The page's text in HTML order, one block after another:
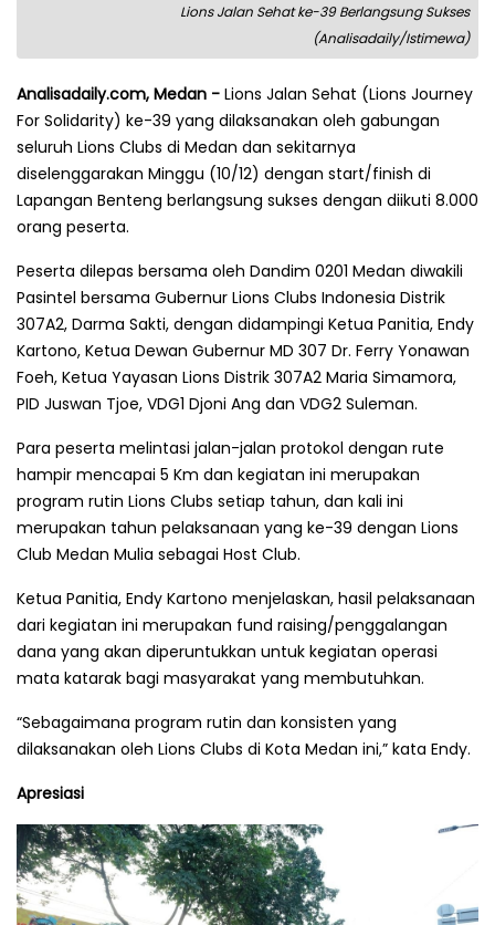
Lions Jalan Sehat ke-39 Berlangsung Sukses
(Analisadaily/Istimewa)
Analisadaily.com, Medan - Lions Jalan Sehat (Lions Journey
For Solidarity) ke-39 yang dilaksanakan oleh gabungan
seluruh Lions Clubs di Medan dan sekitarnya
diselenggarakan Minggu (10/12) dengan start/finish di
Lapangan Benteng berlangsung sukses dengan diikuti 8.000
orang peserta.
Peserta dilepas bersama oleh Dandim 0201 Medan diwakili
Pasintel bersama Gubernur Lions Clubs Indonesia Distrik
307A2, Darma Sakti, dengan didampingi Ketua Panitia, Endy
Kartono, Ketua Dewan Gubernur MD 307 Dr. Ferry Yonawan
Foeh, Ketua Yayasan Lions Distrik 307A2 Maria Simamora,
PID Juswan Tjoe, VDG1 Djoni Ang dan VDG2 Suleman.
Para peserta melintasi jalan-jalan protokol dengan rute
hampir mencapai 5 Km dan kegiatan ini merupakan
program rutin Lions Clubs setiap tahun, dan kali ini
merupakan tahun pelaksanaan yang ke-39 dengan Lions
Club Medan Mulia sebagai Host Club.
Ketua Panitia, Endy Kartono menjelaskan, hasil pelaksanaan
dari kegiatan ini merupakan fund raising/penggalangan
dana yang akan diperuntukkan untuk kegiatan operasi
mata katarak bagi masyarakat yang membutuhkan.
“Sebagaimana program rutin dan konsisten yang
dilaksanakan oleh Lions Clubs di Kota Medan ini,” kata Endy.
Apresiasi